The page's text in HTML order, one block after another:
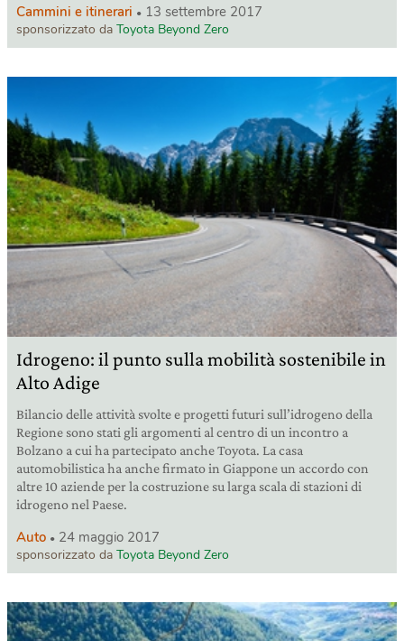
Cammini e itinerari 13 settembre 2017
sponsorizzato da Toyota Beyond Zero
Idrogeno: il punto sulla mobilità sostenibile in
Alto Adige
Bilancio delle attività svolte e progetti futuri sull’idrogeno della
Regione sono stati gli argomenti al centro di un incontro a
Bolzano a cui ha partecipato anche Toyota. La casa
automobilistica ha anche firmato in Giappone un accordo con
altre 10 aziende per la costruzione su larga scala di stazioni di
idrogeno nel Paese.
Auto 24 maggio 2017
sponsorizzato da Toyota Beyond Zero